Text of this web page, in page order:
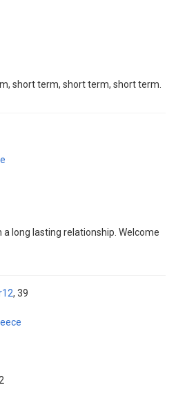
short term, short term, short term.
long lasting relationship. Welcome
39